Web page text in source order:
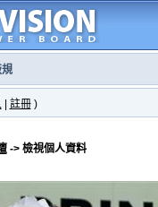
註冊)
-> 檢視個人資料